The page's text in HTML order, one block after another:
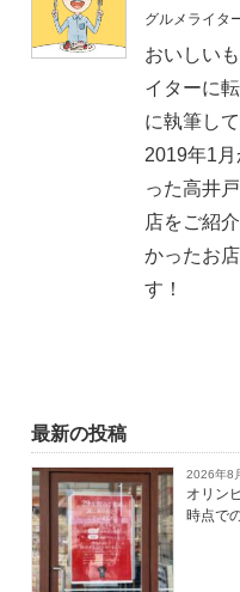
グルメライタ
おいしい
イターに
に執筆して
2019年1
った高井
店をご紹
かったお
す！
最新の投稿
2026年8
オリン
時点で